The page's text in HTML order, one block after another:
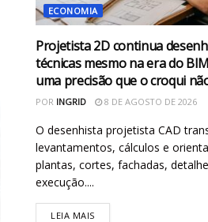
ECONOMIA
Projetista 2D continua
técnicas mesmo na era do
uma precisão que o croqui
POR INGRID 8 DE AGOSTO DE 2026
O desenhista projetista CAD
levantamentos, cálculos e
plantas, cortes, fachadas,
execução....
LEIA MAIS